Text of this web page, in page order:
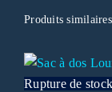
Produits similaires
Rupture de stock